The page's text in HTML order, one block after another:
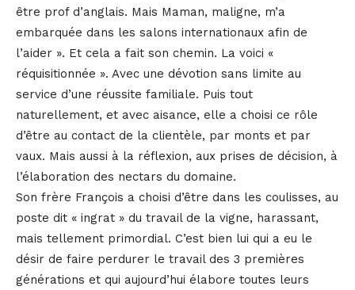
être prof d’anglais. Mais Maman, maligne, m’a
embarquée dans les salons internationaux afin de
l’aider ». Et cela a fait son chemin. La voici «
réquisitionnée ». Avec une dévotion sans limite au
service d’une réussite familiale. Puis tout
naturellement, et avec aisance, elle a choisi ce rôle
d’être au contact de la clientèle, par monts et par
vaux. Mais aussi à la réflexion, aux prises de décision, à
l’élaboration des nectars du domaine.
Son frère François a choisi d’être dans les coulisses, au
poste dit « ingrat » du travail de la vigne, harassant,
mais tellement primordial. C’est bien lui qui a eu le
désir de faire perdurer le travail des 3 premières
générations et qui aujourd’hui élabore toutes leurs